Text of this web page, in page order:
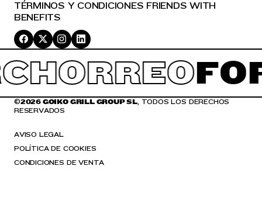
TÉRMINOS Y CONDICIONES FRIENDS WITH
BENEFITS
©2026 GOIKO GRILL GROUP SL, TODOS LOS DERECHOS
RESERVADOS
AVISO LEGAL
POLÍTICA DE COOKIES
CONDICIONES DE VENTA